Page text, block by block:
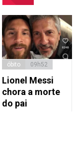
óbito 09h52
Lionel Messi
chora a morte
do pai